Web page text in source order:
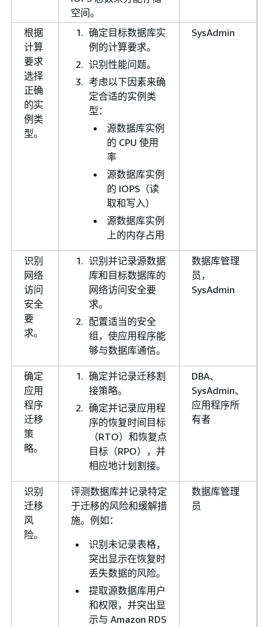
空间。
根据
计算
要求
选择
正确
的实
例类
型。
确定目标数据库实
例的计算要求。
识别性能问题。
考虑以下因素来确
定合适的实例类
型：
源数据库实例
的 CPU 使用
率
源数据库实例
的 IOPS（读
取和写入）
源数据库实例
上的内存占用
SysAdmin
识别
网络
访问
安全
要
求。
识别并记录源数据
库和目标数据库的
网络访问安全要
求。
配置适当的安全
组，使应用程序能
够与数据库通信。
数据库管理
员，
SysAdmin
确定
应用
程序
迁移
策
略。
确定并记录迁移割
接策略。
确定并记录应用程
序的恢复时间目标
（RTO）和恢复点
目标（RPO），并
相应地计划割接。
DBA、
SysAdmin、
应用程序所
有者
识别
迁移
风
险。
评测数据库并记录特定
于迁移的风险和缓解措
施。例如：
识别未记录表格，
突出显示在恢复时
丢失数据的风险。
提取源数据库用户
和权限，并突出显
示与 Amazon RDS
数据库管理
员